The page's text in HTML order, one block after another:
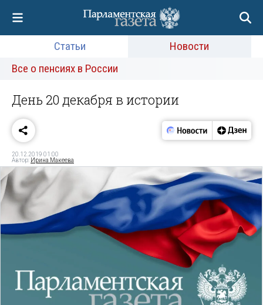
Статьи
Новости
Все о пенсиях в России
День 20 декабря в истории
20.12.2019 01:00
Автор: Ирина Макеева